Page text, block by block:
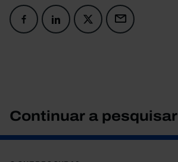
Continuar a pesquisar